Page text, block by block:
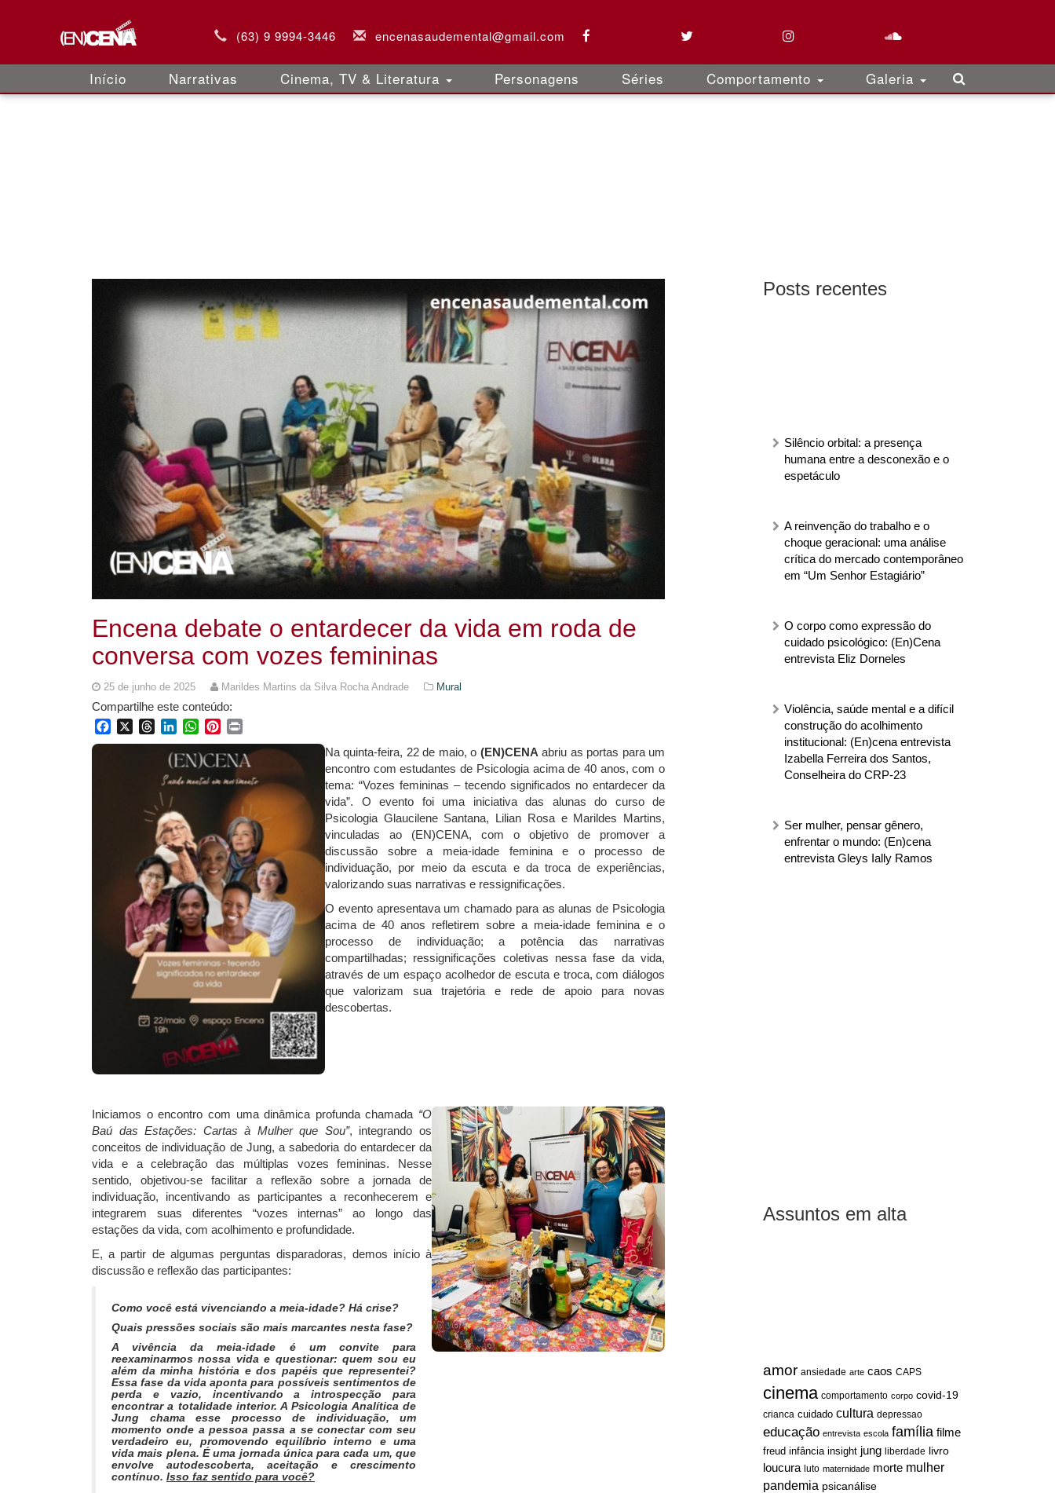
(63) 9 9994-3446 encenasaudemental@gmail.com
Início Narrativas Cinema, TV & Literatura Personagens Séries Comportamento Galeria
Posts recentes
Silêncio orbital: a presença
humana entre a desconexão e o
espetáculo
A reinvenção do trabalho e o
choque geracional: uma análise
crítica do mercado contemporâneo
em “Um Senhor Estagiário”
O corpo como expressão do
cuidado psicológico: (En)Cena
entrevista Eliz Dorneles
Violência, saúde mental e a difícil
construção do acolhimento
institucional: (En)cena entrevista
Izabella Ferreira dos Santos,
Conselheira do CRP-23
Ser mulher, pensar gênero,
enfrentar o mundo: (En)cena
entrevista Gleys Ially Ramos
Assuntos em alta
amor ansiedade arte caos CAPS
cinema comportamento corpo covid-19
crianca cuidado cultura depressao
educação entrevista escola família filme
freud infância insight jung liberdade livro
loucura luto maternidade morte mulher
pandemia psicanálise
Encena debate o entardecer da vida em roda de
conversa com vozes femininas
25 de junho de 2025 Marildes Martins da Silva Rocha Andrade Mural
Compartilhe este conteúdo:
FacebookThreadsLinkedInWhatsApp
Pinterest
Na quinta-feira, 22 de maio, o (EN)CENA abriu as portas para um
encontro com estudantes de Psicologia acima de 40 anos, com o
tema: “Vozes femininas – tecendo significados no entardecer da
vida”. O evento foi uma iniciativa das alunas do curso de
Psicologia Glaucilene Santana, Lilian Rosa e Marildes Martins,
vinculadas ao (EN)CENA, com o objetivo de promover a
discussão sobre a meia-idade feminina e o processo de
individuação, por meio da escuta e da troca de experiências,
valorizando suas narrativas e ressignificações.
O evento apresentava um chamado para as alunas de Psicologia
acima de 40 anos refletirem sobre a meia-idade feminina e o
processo de individuação; a potência das narrativas
compartilhadas; ressignificações coletivas nessa fase da vida,
através de um espaço acolhedor de escuta e troca, com diálogos
que valorizam sua trajetória e rede de apoio para novas
descobertas.
Iniciamos o encontro com uma dinâmica profunda chamada “O
Baú das Estações: Cartas à Mulher que Sou”, integrando os
conceitos de individuação de Jung, a sabedoria do entardecer da
vida e a celebração das múltiplas vozes femininas. Nesse
sentido, objetivou-se facilitar a reflexão sobre a jornada de
individuação, incentivando as participantes a reconhecerem e
integrarem suas diferentes “vozes internas” ao longo das
estações da vida, com acolhimento e profundidade.
E, a partir de algumas perguntas disparadoras, demos início à
discussão e reflexão das participantes:
Como você está vivenciando a meia-idade? Há crise?
Quais pressões sociais são mais marcantes nesta fase?
A vivência da meia-idade é um convite para
reexaminarmos nossa vida e questionar: quem sou eu
além da minha história e dos papéis que representei?
Essa fase da vida aponta para possíveis sentimentos de
perda e vazio, incentivando a introspecção para
encontrar a totalidade interior. A Psicologia Analítica de
Jung chama esse processo de individuação, um
momento onde a pessoa passa a se conectar com seu
verdadeiro eu, promovendo equilíbrio interno e uma
vida mais plena. É uma jornada única para cada um, que
envolve autodescoberta, aceitação e crescimento
contínuo. Isso faz sentido para você?